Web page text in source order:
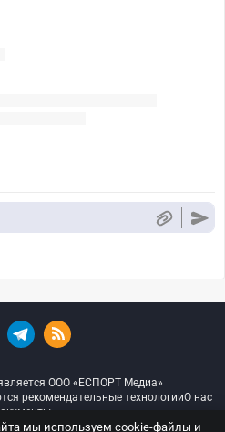
ООО «ЕСПОРТ Медиа»
рекомендательные технологииО нас
мы используем cookie-файлы и